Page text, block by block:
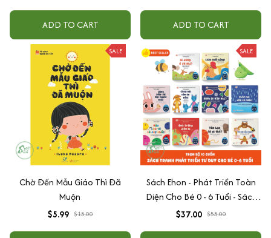
ADD TO CART ADD TO CART
SALE
Chờ Đến Mẫu Giáo Thì Đã
Muộn
$5.99 $15.00
SALE
Sách Ehon - Phát Triển Toàn
Diện Cho Bé 0 - 6 Tuổi - Sách
Song Ngữ Việt - Anh
$37.00 $55.00